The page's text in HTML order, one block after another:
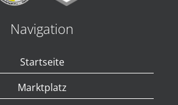
Navigation
Startseite
Marktplatz